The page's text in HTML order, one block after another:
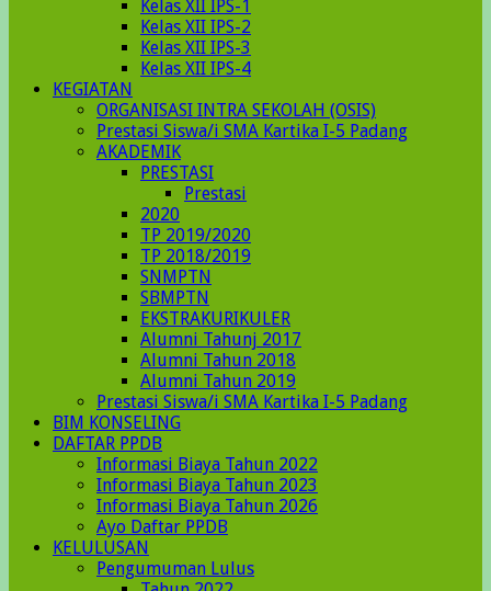
Kelas XII IPS-1
Kelas XII IPS-2
Kelas XII IPS-3
Kelas XII IPS-4
KEGIATAN
ORGANISASI INTRA SEKOLAH (OSIS)
Prestasi Siswa/i SMA Kartika I-5 Padang
AKADEMIK
PRESTASI
Prestasi
2020
TP 2019/2020
TP 2018/2019
SNMPTN
SBMPTN
EKSTRAKURIKULER
Alumni Tahunj 2017
Alumni Tahun 2018
Alumni Tahun 2019
Prestasi Siswa/i SMA Kartika I-5 Padang
BIM KONSELING
DAFTAR PPDB
Informasi Biaya Tahun 2022
Informasi Biaya Tahun 2023
Informasi Biaya Tahun 2026
Ayo Daftar PPDB
KELULUSAN
Pengumuman Lulus